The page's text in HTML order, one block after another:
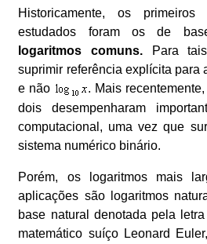
Historicamente, os
estudados foram os de
logaritmos
comuns.
Para
suprimir referência explícita para
e não
. Mais
dois desempenharam
computacional, uma vez que
sistema numérico binário.
Porém, os logaritmos mais
aplicações são logaritmos
base natural denotada pela letra
matemático suíço Leonard